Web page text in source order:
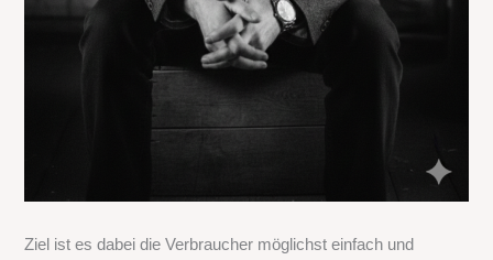
Ziel ist es dabei die Verbraucher möglichst einfach und